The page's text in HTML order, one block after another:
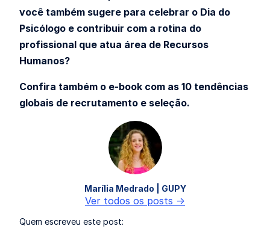
você também sugere para celebrar o Dia do
Psicólogo e contribuir com a rotina do
profissional que atua área de Recursos
Humanos?
Confira também o e-book com as 10 tendências
globais de recrutamento e seleção.
Marília Medrado | GUPY
Ver todos os posts ->
Quem escreveu este post: